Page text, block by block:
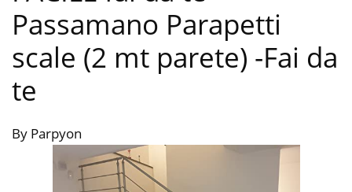
Passamano Parapetti
scale (2 mt parete) -Fai da
te
By Parpyon